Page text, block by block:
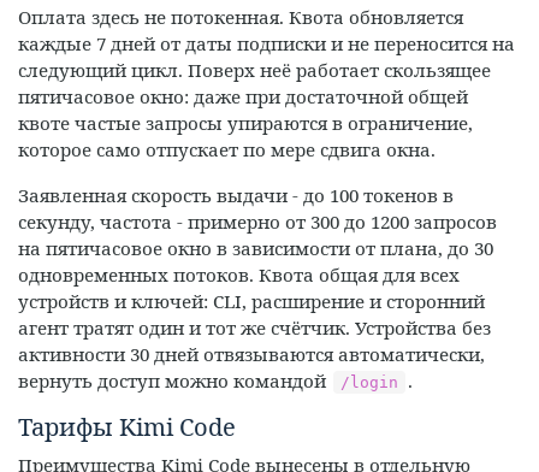
Оплата здесь не потокенная. Квота обновляется
каждые 7 дней от даты подписки и не переносится на
следующий цикл. Поверх неё работает скользящее
пятичасовое окно: даже при достаточной общей
квоте частые запросы упираются в ограничение,
которое само отпускает по мере сдвига окна.
Заявленная скорость выдачи - до 100 токенов в
секунду, частота - примерно от 300 до 1200 запросов
на пятичасовое окно в зависимости от плана, до 30
одновременных потоков. Квота общая для всех
устройств и ключей: CLI, расширение и сторонний
агент тратят один и тот же счётчик. Устройства без
активности 30 дней отвязываются автоматически,
вернуть доступ можно командой
/login .
Тарифы Kimi Code
Преимущества Kimi Code вынесены в отдельную